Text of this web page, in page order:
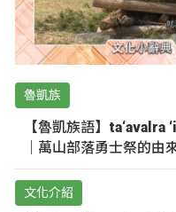
魯凱族
【魯凱族語】
｜萬山部落勇士祭的由
文化介紹